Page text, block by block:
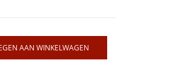
AAN WINKELWAGEN